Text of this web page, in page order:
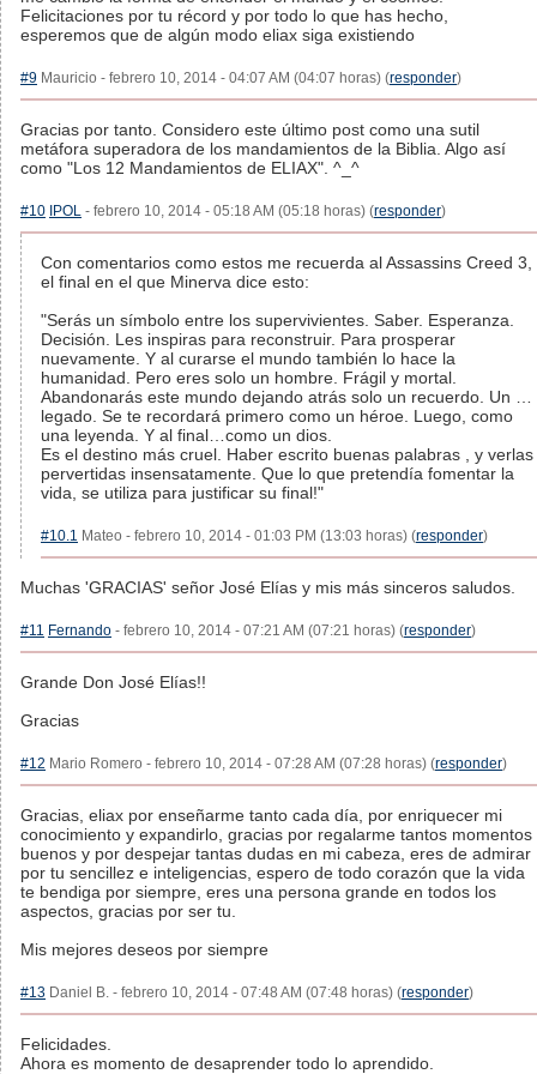
Felicitaciones por tu récord y por todo lo que has hecho,
esperemos que de algún modo eliax siga existiendo
#9 Mauricio - febrero 10, 2014 - 04:07 AM (04:07 horas) (responder)
Gracias por tanto. Considero este último post como una sutil
metáfora superadora de los mandamientos de la Biblia. Algo así
como "Los 12 Mandamientos de ELIAX". ^_^
#10 IPOL - febrero 10, 2014 - 05:18 AM (05:18 horas) (responder)
Con comentarios como estos me recuerda al Assassins Creed 3,
el final en el que Minerva dice esto:
"Serás un símbolo entre los supervivientes. Saber. Esperanza.
Decisión. Les inspiras para reconstruir. Para prosperar
nuevamente. Y al curarse el mundo también lo hace la
humanidad. Pero eres solo un hombre. Frágil y mortal.
Abandonarás este mundo dejando atrás solo un recuerdo. Un …
legado. Se te recordará primero como un héroe. Luego, como
una leyenda. Y al final…como un dios.
Es el destino más cruel. Haber escrito buenas palabras , y verlas
pervertidas insensatamente. Que lo que pretendía fomentar la
vida, se utiliza para justificar su final!"
#10.1 Mateo - febrero 10, 2014 - 01:03 PM (13:03 horas) (responder)
Muchas 'GRACIAS' señor José Elías y mis más sinceros saludos.
#11 Fernando - febrero 10, 2014 - 07:21 AM (07:21 horas) (responder)
Grande Don José Elías!!
Gracias
#12 Mario Romero - febrero 10, 2014 - 07:28 AM (07:28 horas) (responder)
Gracias, eliax por enseñarme tanto cada día, por enriquecer mi
conocimiento y expandirlo, gracias por regalarme tantos momentos
buenos y por despejar tantas dudas en mi cabeza, eres de admirar
por tu sencillez e inteligencias, espero de todo corazón que la vida
te bendiga por siempre, eres una persona grande en todos los
aspectos, gracias por ser tu.
Mis mejores deseos por siempre
#13 Daniel B. - febrero 10, 2014 - 07:48 AM (07:48 horas) (responder)
Felicidades.
Ahora es momento de desaprender todo lo aprendido.